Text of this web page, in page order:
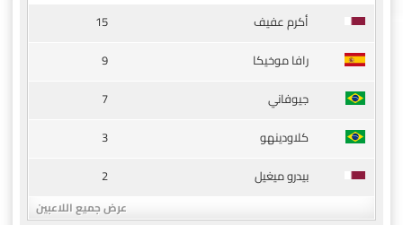
أكرم عفيف
15
رافا موخيكا
9
جيوفاني
7
كلاودينهو
3
بيدرو ميغيل
2
عرض جميع اللاعبين